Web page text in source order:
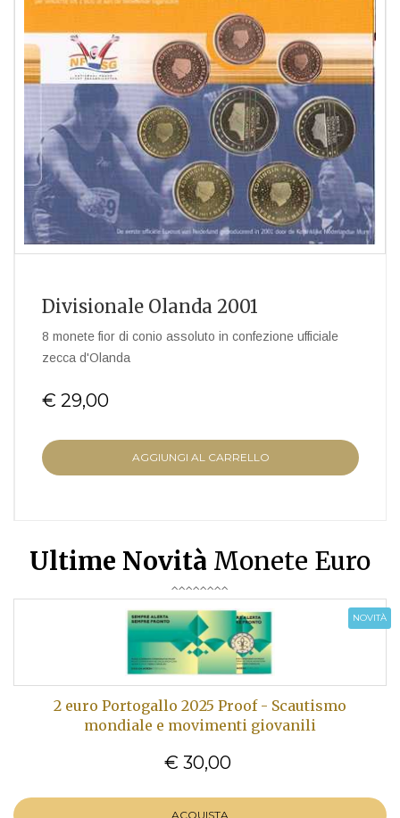
Divisionale Olanda 2001
8 monete fior di conio assoluto in confezione ufficiale
zecca d'Olanda
€ 29,00
AGGIUNGI AL CARRELLO
Ultime Novità Monete Euro
NOVITÀ
2 euro Portogallo 2025 Proof - Scautismo
mondiale e movimenti giovanili
€ 30,00
ACQUISTA